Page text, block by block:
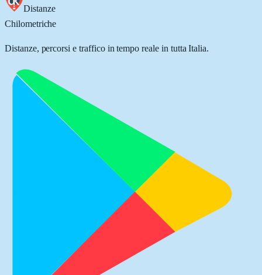
Distanze
Chilometriche
Distanze, percorsi e traffico in tempo reale in tutta Italia.